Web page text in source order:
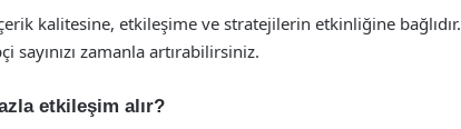
kalitesine, etkileşime ve stratejilerin etkinliğine bağlıdır.
zamanla artırabilirsiniz.
etkileşim alır?